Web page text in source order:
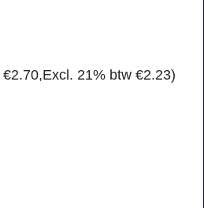
€2.70,Excl. 21% btw €2.23)